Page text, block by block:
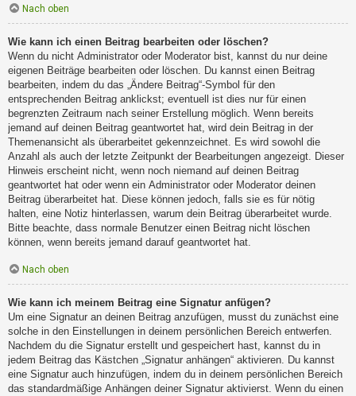
Nach oben
Wie kann ich einen Beitrag bearbeiten oder löschen?
Wenn du nicht Administrator oder Moderator bist, kannst du nur deine
eigenen Beiträge bearbeiten oder löschen. Du kannst einen Beitrag
bearbeiten, indem du das „Ändere Beitrag“-Symbol für den
entsprechenden Beitrag anklickst; eventuell ist dies nur für einen
begrenzten Zeitraum nach seiner Erstellung möglich. Wenn bereits
jemand auf deinen Beitrag geantwortet hat, wird dein Beitrag in der
Themenansicht als überarbeitet gekennzeichnet. Es wird sowohl die
Anzahl als auch der letzte Zeitpunkt der Bearbeitungen angezeigt. Dieser
Hinweis erscheint nicht, wenn noch niemand auf deinen Beitrag
geantwortet hat oder wenn ein Administrator oder Moderator deinen
Beitrag überarbeitet hat. Diese können jedoch, falls sie es für nötig
halten, eine Notiz hinterlassen, warum dein Beitrag überarbeitet wurde.
Bitte beachte, dass normale Benutzer einen Beitrag nicht löschen
können, wenn bereits jemand darauf geantwortet hat.
Nach oben
Wie kann ich meinem Beitrag eine Signatur anfügen?
Um eine Signatur an deinen Beitrag anzufügen, musst du zunächst eine
solche in den Einstellungen in deinem persönlichen Bereich entwerfen.
Nachdem du die Signatur erstellt und gespeichert hast, kannst du in
jedem Beitrag das Kästchen „Signatur anhängen“ aktivieren. Du kannst
eine Signatur auch hinzufügen, indem du in deinem persönlichen Bereich
das standardmäßige Anhängen deiner Signatur aktivierst. Wenn du einen